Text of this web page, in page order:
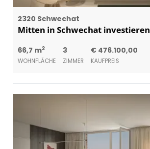
2320 Schwechat
Mitten in Schwechat investieren
66,7 m2
WOHNFLÄCHE
3
ZIMMER
€ 476.100,00
KAUFPREIS